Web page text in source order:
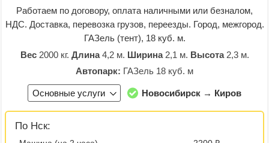
Работаем по договору, оплата наличными или безналом,
НДС. Доставка, перевозка грузов, переезды. Город, межгород.
ГАЗель (тент), 18 куб. м.
Вес2000 кг. Длина4,2 м. Ширина2,1 м. Высота2,3 м.
Автопарк: ГАЗель 18 куб. м
Основные услуги Новосибирск → Киров
По Нск: